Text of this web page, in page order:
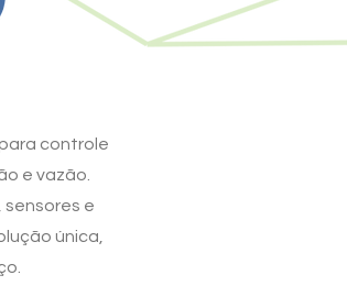
controle
e vazão.
sensores e
única,